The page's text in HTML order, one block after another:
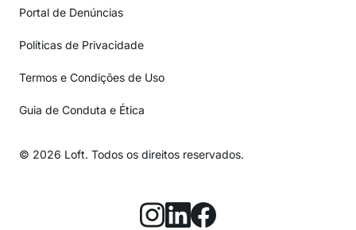
Portal de Denúncias
Políticas de Privacidade
Termos e Condições de Uso
Guia de Conduta e Ética
© 2026 Loft. Todos os direitos reservados.